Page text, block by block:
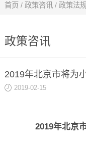
首页 / 政策咨讯 / 政策法
政策咨讯
2019年北京市将为
2019-02-15
2019年北京